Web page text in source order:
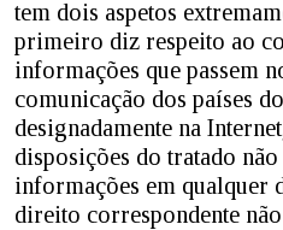
tem dois aspetos
primeiro diz respeito ao
informações que passem
comunicação dos países
designadamente na
disposições do tratado
informações em qualquer
direito correspondente